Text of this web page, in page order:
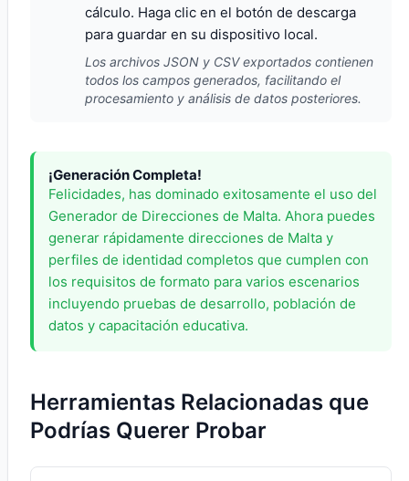
cálculo. Haga clic en el botón de descarga
para guardar en su dispositivo local.
Los archivos JSON y CSV exportados contienen
todos los campos generados, facilitando el
procesamiento y análisis de datos posteriores.
¡Generación Completa!
Felicidades, has dominado exitosamente el uso del
Generador de Direcciones de Malta. Ahora puedes
generar rápidamente direcciones de Malta y
perfiles de identidad completos que cumplen con
los requisitos de formato para varios escenarios
incluyendo pruebas de desarrollo, población de
datos y capacitación educativa.
Herramientas Relacionadas que
Podrías Querer Probar